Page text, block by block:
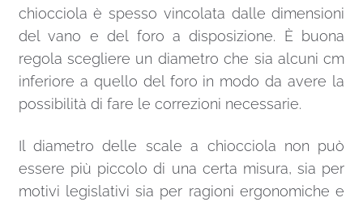
chiocciola è spesso vincolata dalle dimensioni
del vano e del foro a disposizione. È buona
regola scegliere un diametro che sia alcuni cm
inferiore a quello del foro in modo da avere la
possibilità di fare le correzioni necessarie.
Il diametro delle scale a chiocciola non può
essere più piccolo di una certa misura, sia per
motivi legislativi sia per ragioni ergonomiche e